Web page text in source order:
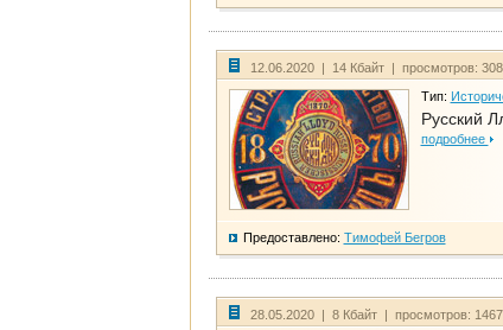
12.06.2020 | 14 Кбайт | просмотров:
Тип:
Русский
подробнее
Предоставлено: Тимофей Бегров
28.05.2020 | 8 Кбайт | просмотров: 1467